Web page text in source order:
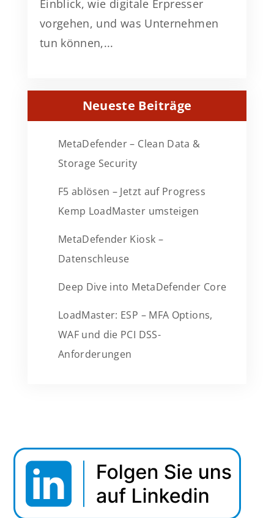
Einblick, wie digitale Erpresser
vorgehen, und was Unternehmen
tun können,...
Neueste Beiträge
MetaDefender – Clean Data &
Storage Security
F5 ablösen – Jetzt auf Progress
Kemp LoadMaster umsteigen
MetaDefender Kiosk –
Datenschleuse
Deep Dive into MetaDefender Core
LoadMaster: ESP – MFA Options,
WAF und die PCI DSS-
Anforderungen